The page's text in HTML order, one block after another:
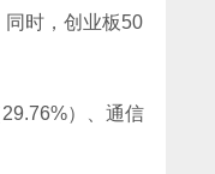
同时，创业板50
）、通信